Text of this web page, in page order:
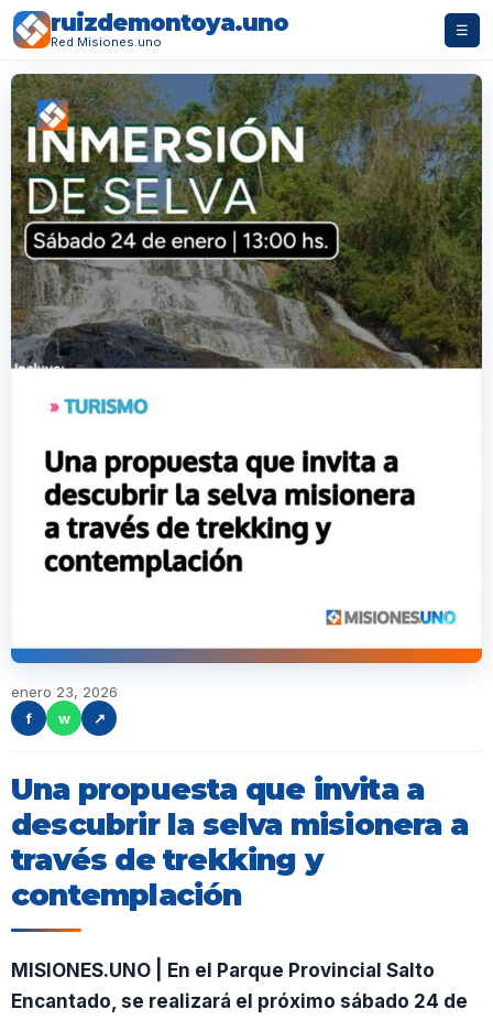
ruizdemontoya.uno
Red Misiones.uno
☰
enero 23, 2026
f
w ↗
Una propuesta que invita a
descubrir la selva misionera a
través de trekking y
contemplación
MISIONES.UNO | En el Parque Provincial Salto
Encantado, se realizará el próximo sábado 24 de